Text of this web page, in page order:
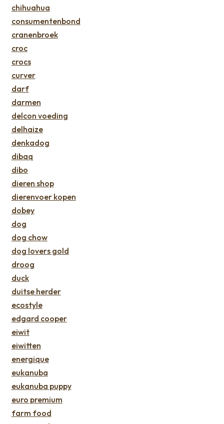
chihuahua
consumentenbond
cranenbroek
croc
crocs
curver
darf
darmen
delcon voeding
delhaize
denkadog
dibaq
dibo
dieren shop
dierenvoer kopen
dobey
dog
dog chow
dog lovers gold
droog
duck
duitse herder
ecostyle
edgard cooper
eiwit
eiwitten
energique
eukanuba
eukanuba puppy
euro premium
farm food